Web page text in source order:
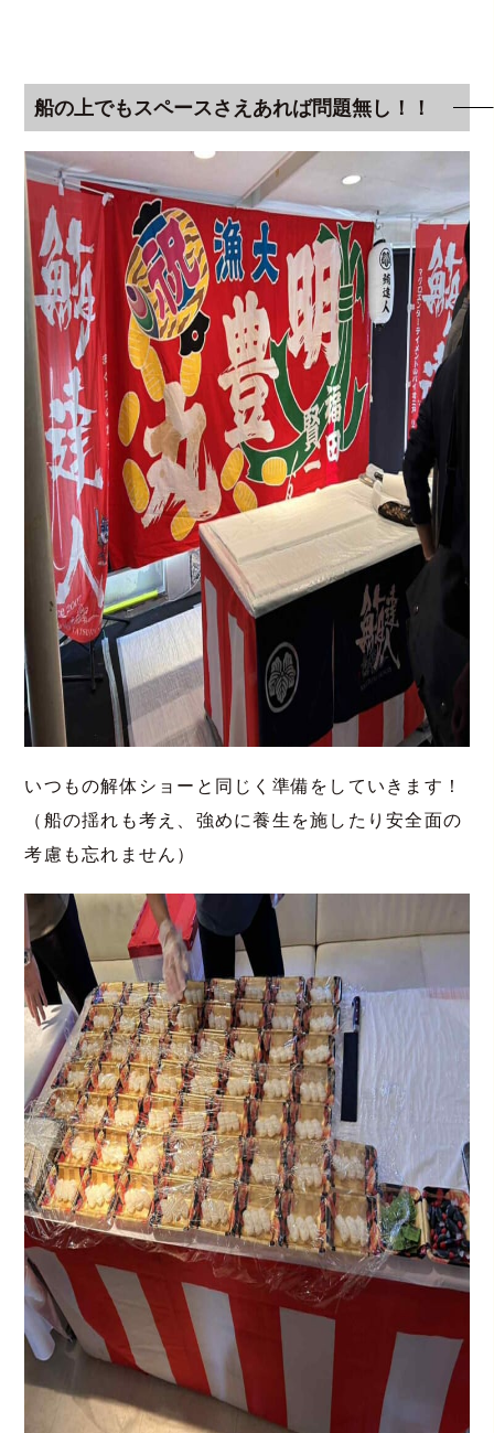
船の上でもスペースさえあれば問題無し！！
いつもの解体ショーと同じく準備をしていきます！
（船の揺れも考え、強めに養生を施したり安全面の
考慮も忘れません）